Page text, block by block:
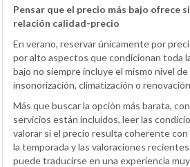
Pensar que el precio más bajo ofrece
relación calidad-precio
En verano, reservar únicamente por
por alto aspectos que condicionan toda
bajo no siempre incluye el mismo nivel
insonorización, climatización o
Más que buscar la opción más barata,
servicios están incluidos, leer las
valorar si el precio resulta coherente con
la temporada y las valoraciones
puede traducirse en una experiencia